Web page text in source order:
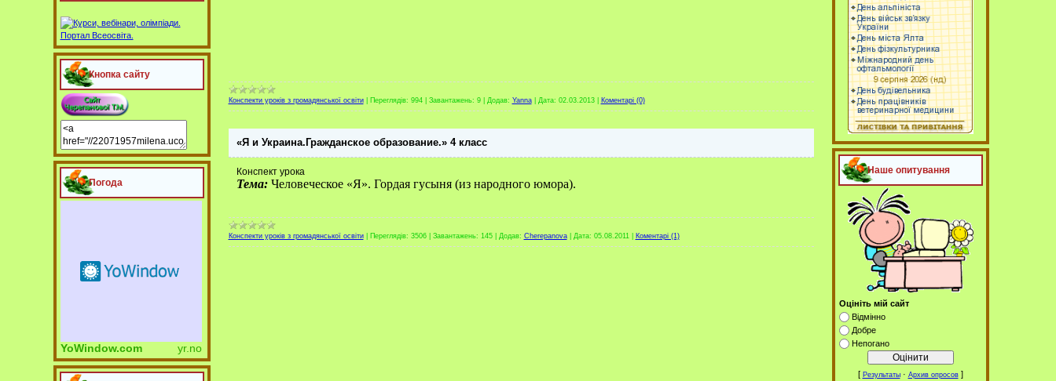
Кнопка сайту
Погода
YoWindow.com yr.no
Конспекти уроків з громадянської освіти| Переглядів: 994| Завантажень: 9| Додав: Yanna| Дата: 02.03.2013 Коментарі (0)
«Я и Украина.Гражданское образование.» 4 класс
Конспект урока
Тема: Человеческое «Я». Гордая гусыня (из народного юмора).
Конспекти уроків з громадянської освіти| Переглядів: 3506| Завантажень: 145| Додав: Cherepanova| Дата: 05.08.2011 Коментарі (1)
Наше опитування
Оцініть мій сайт
Відмінно
Добре
Непогано
[ Результаты· Архив опросов]